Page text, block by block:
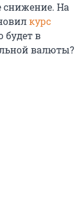
снижение. На
курс
будет в
валюты?